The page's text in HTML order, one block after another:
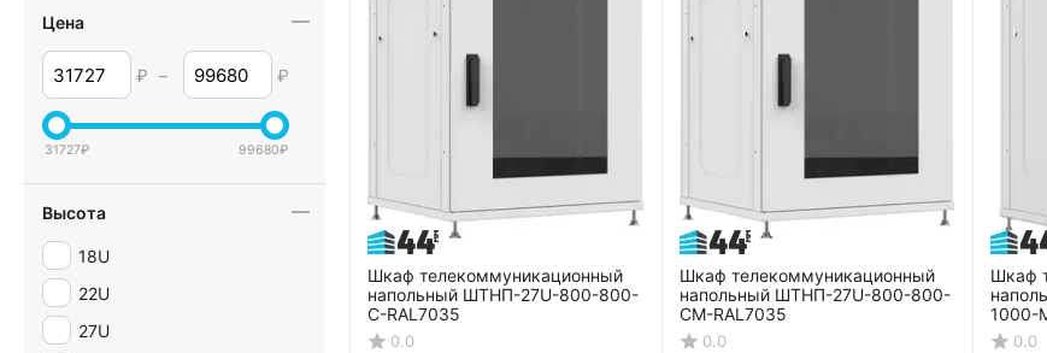
Шкаф телекоммуникационный
напольный ШТНП-27U-800-800-
С-RAL7035
0.0
Шкаф телекоммуникационный
напольный ШТНП-27U-800-800-
СМ-RAL7035
0.0
Шкаф
1000-
0.0
Цена
₽ – ₽
31727₽ 99680₽
Высота
18U
22U
27U